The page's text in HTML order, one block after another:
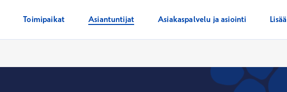
Toimipaikat Asiantuntijat Asiakaspalvelu ja asiointi Lisää